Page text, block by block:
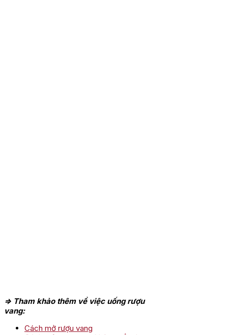
=> Tham khảo thêm về việc uống rượu
vang:
Cách mở rượu vang